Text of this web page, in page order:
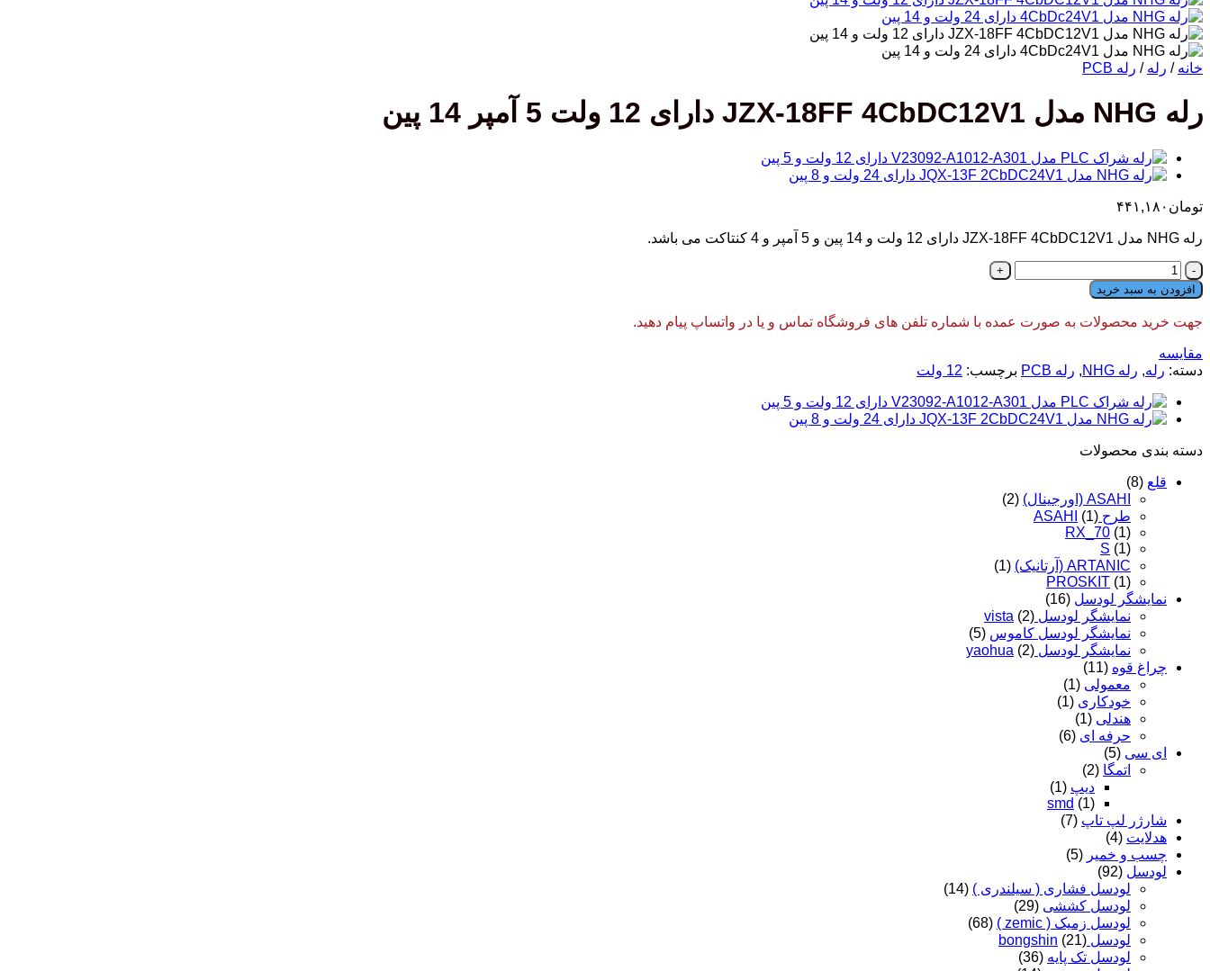
خانه / رله / رله PCB
رله NHG مدل JZX-18FF 4CbDC12V1 دارای 12 ولت 5 آمپر 14 پین
تومان ۴۴۱,۱۸۰
رله NHG مدل JZX-18FF 4CbDC12V1 دارای 12 ولت و 14 پین و 5 آمپر و 4 کنتاکت می باشد.
رله
NHG
مدل
JZX-
18FF
4CbDC12V1
دارای
ولت
5
14
عدد
افزودن به سبد خرید
جهت خرید محصولات به صورت عمده با شماره تلفن های فروشگاه تماس و یا در واتساپ پیام دهید.
مقایسه
دسته: رله, رله NHG , رله PCB برچسب: 12 ولت
دسته‌ بندی محصولات
قلع (8)
ASAHI (اورجینال)
(2)
طرح ASAHI (1)
RX_70 (1)
S (1)
ARTANIC (آرتانیک)
(1)
PROSKIT (1)
نمایشگر لودسل (16)
نمایشگر لودسل vista (2)
نمایشگر لودسل کاموس (5)
نمایشگر لودسل yaohua (2)
چراغ قوه (11)
معمولی (1)
خودکاری (1)
هندلی (1)
حرفه ای (6)
ای سی (5)
اتمگا (2)
دیپ (1)
smd (1)
شارژر لپ تاپ (7)
هدلایت (4)
چسب و خمیر (5)
لودسل (92)
لودسل فشاری ( سیلندری ) (14)
لودسل کششی (29)
لودسل زمیک ( zemic )
(68)
لودسل bongshin (21)
لودسل تک پایه (36)